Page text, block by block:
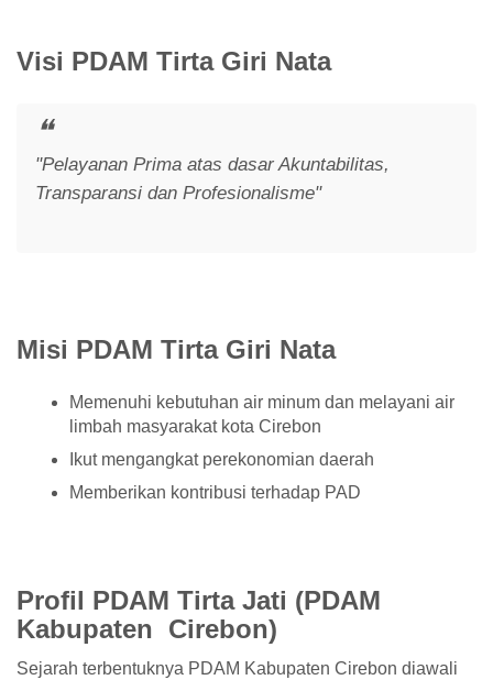
Visi PDAM Tirta Giri Nata
"Pelayanan Prima atas dasar Akuntabilitas,
Transparansi dan Profesionalisme"
Misi PDAM Tirta Giri Nata
Memenuhi kebutuhan air minum dan melayani air
limbah masyarakat kota Cirebon
Ikut mengangkat perekonomian daerah
Memberikan kontribusi terhadap PAD
Profil PDAM Tirta Jati (PDAM
Kabupaten Cirebon)
Sejarah terbentuknya PDAM Kabupaten Cirebon diawali